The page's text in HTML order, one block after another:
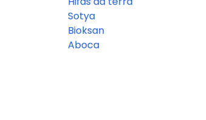
Sotya
Bioksan
Aboca